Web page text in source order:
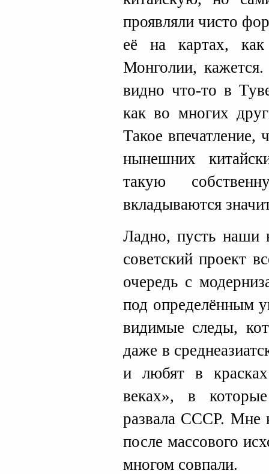
проявляли чисто
её на картах, как
Монголии,
видно что-то в
как во многих
Такое впечатление,
нынешних
такую
вкладываются
Ладно, пусть наши
советский проект
очередь с
под определённым
видимые следы,
даже в
и любят в
веках», в
развала СССР. Мне
после массового
многом совпали.